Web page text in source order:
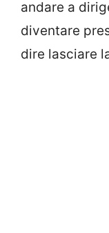
andare a
diventare
dire lasciare